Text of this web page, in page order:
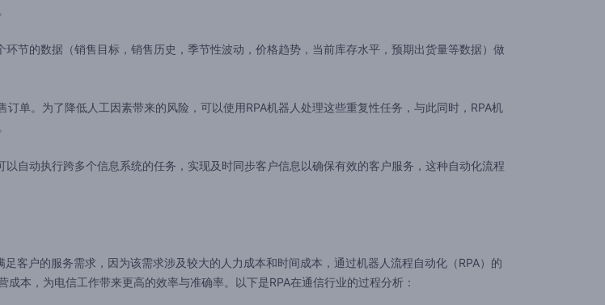
的数据（销售目标，销售历史，季节性波动，价格趋势，当前库存水平，预期出货量等数据）做
。为了降低人工因素带来的风险，可以使用RPA机器人处理这些重复性任务，与此同时，RPA机
动执行跨多个信息系统的任务，实现及时同步客户信息以确保有效的客户服务，这种自动化流程
户的服务需求，因为该需求涉及较大的人力成本和时间成本，通过机器人流程自动化（RPA）的
本，为电信工作带来更高的效率与准确率。以下是RPA在通信行业的过程分析：